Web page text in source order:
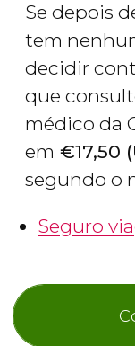
Se depois
tem
decidir
que
médico da
em €17,50 (
segundo o
Seguro